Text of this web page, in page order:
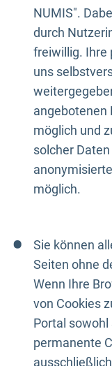
NUMIS".
durch
freiwillig. Ihre
uns
angebotenen
möglich und
solcher
möglich.
Sie können
Seiten ohne
Wenn Ihre
von Cookies
Portal sowohl
permanente